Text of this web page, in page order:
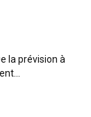
la prévision à